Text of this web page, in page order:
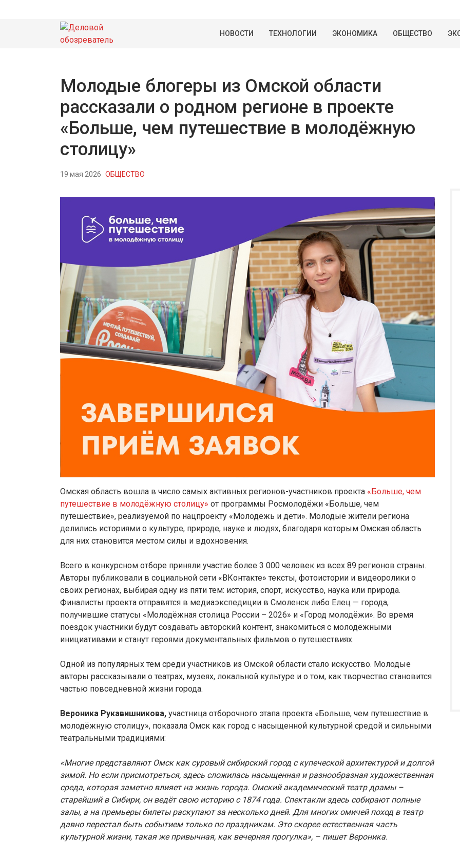
НОВОСТИ ТЕХНОЛОГИИ ЭКОНОМИКА ОБЩЕСТВО
Молодые блогеры из Омской области
рассказали о родном регионе в проекте
«Больше, чем путешествие в молодёжную
столицу»
19 мая 2026 ОБЩЕСТВО
Омская область вошла в число самых активных регионов-участников проекта «Больше, чем
путешествие в молодёжную столицу» от программы Росмолодёжи «Больше, чем
путешествие», реализуемой по нацпроекту «Молодёжь и дети». Молодые жители региона
делились историями о культуре, природе, науке и людях, благодаря которым Омская область
для них становится местом силы и вдохновения.
Всего в конкурсном отборе приняли участие более 3 000 человек из всех 89 регионов страны.
Авторы публиковали в социальной сети «ВКонтакте» тексты, фотоистории и видеоролики о
своих регионах, выбирая одну из пяти тем: история, спорт, искусство, наука или природа.
Финалисты проекта отправятся в медиаэкспедиции в Смоленск либо Елец — города,
получившие статусы «Молодёжная столица России – 2026» и «Город молодёжи». Во время
поездок участники будут создавать авторский контент, знакомиться с молодёжными
инициативами и станут героями документальных фильмов о путешествиях.
Одной из популярных тем среди участников из Омской области стало искусство. Молодые
авторы рассказывали о театрах, музеях, локальной культуре и о том, как творчество становится
частью повседневной жизни города.
Вероника Рукавишникова, участница отборочного этапа проекта «Больше, чем путешествие в
молодёжную столицу», показала Омск как город с насыщенной культурной средой и сильными
театральными традициями:
«Многие представляют Омск как суровый сибирский город с купеческой архитектурой и долгой
зимой. Но если присмотреться, здесь сложилась насыщенная и разнообразная художественная
среда, которая заметно влияет на жизнь города. Омский академический театр драмы –
старейший в Сибири, он ведёт свою историю с 1874 года. Спектакли здесь собирают полные
залы, а на премьеры билеты раскупают за несколько дней. Для многих омичей поход в театр
давно перестал быть событием только по праздникам. Это скорее естественная часть
культурной жизни, такая же привычная, как вечерняя прогулка», – пишет Вероника.